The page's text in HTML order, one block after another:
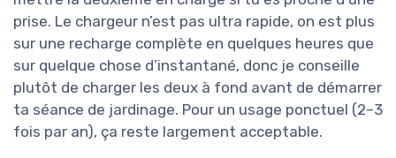
prise. Le chargeur n’est pas ultra rapide, on est plus
sur une recharge complète en quelques heures que
sur quelque chose d’instantané, donc je conseille
plutôt de charger les deux à fond avant de démarrer
ta séance de jardinage. Pour un usage ponctuel (2–3
fois par an), ça reste largement acceptable.